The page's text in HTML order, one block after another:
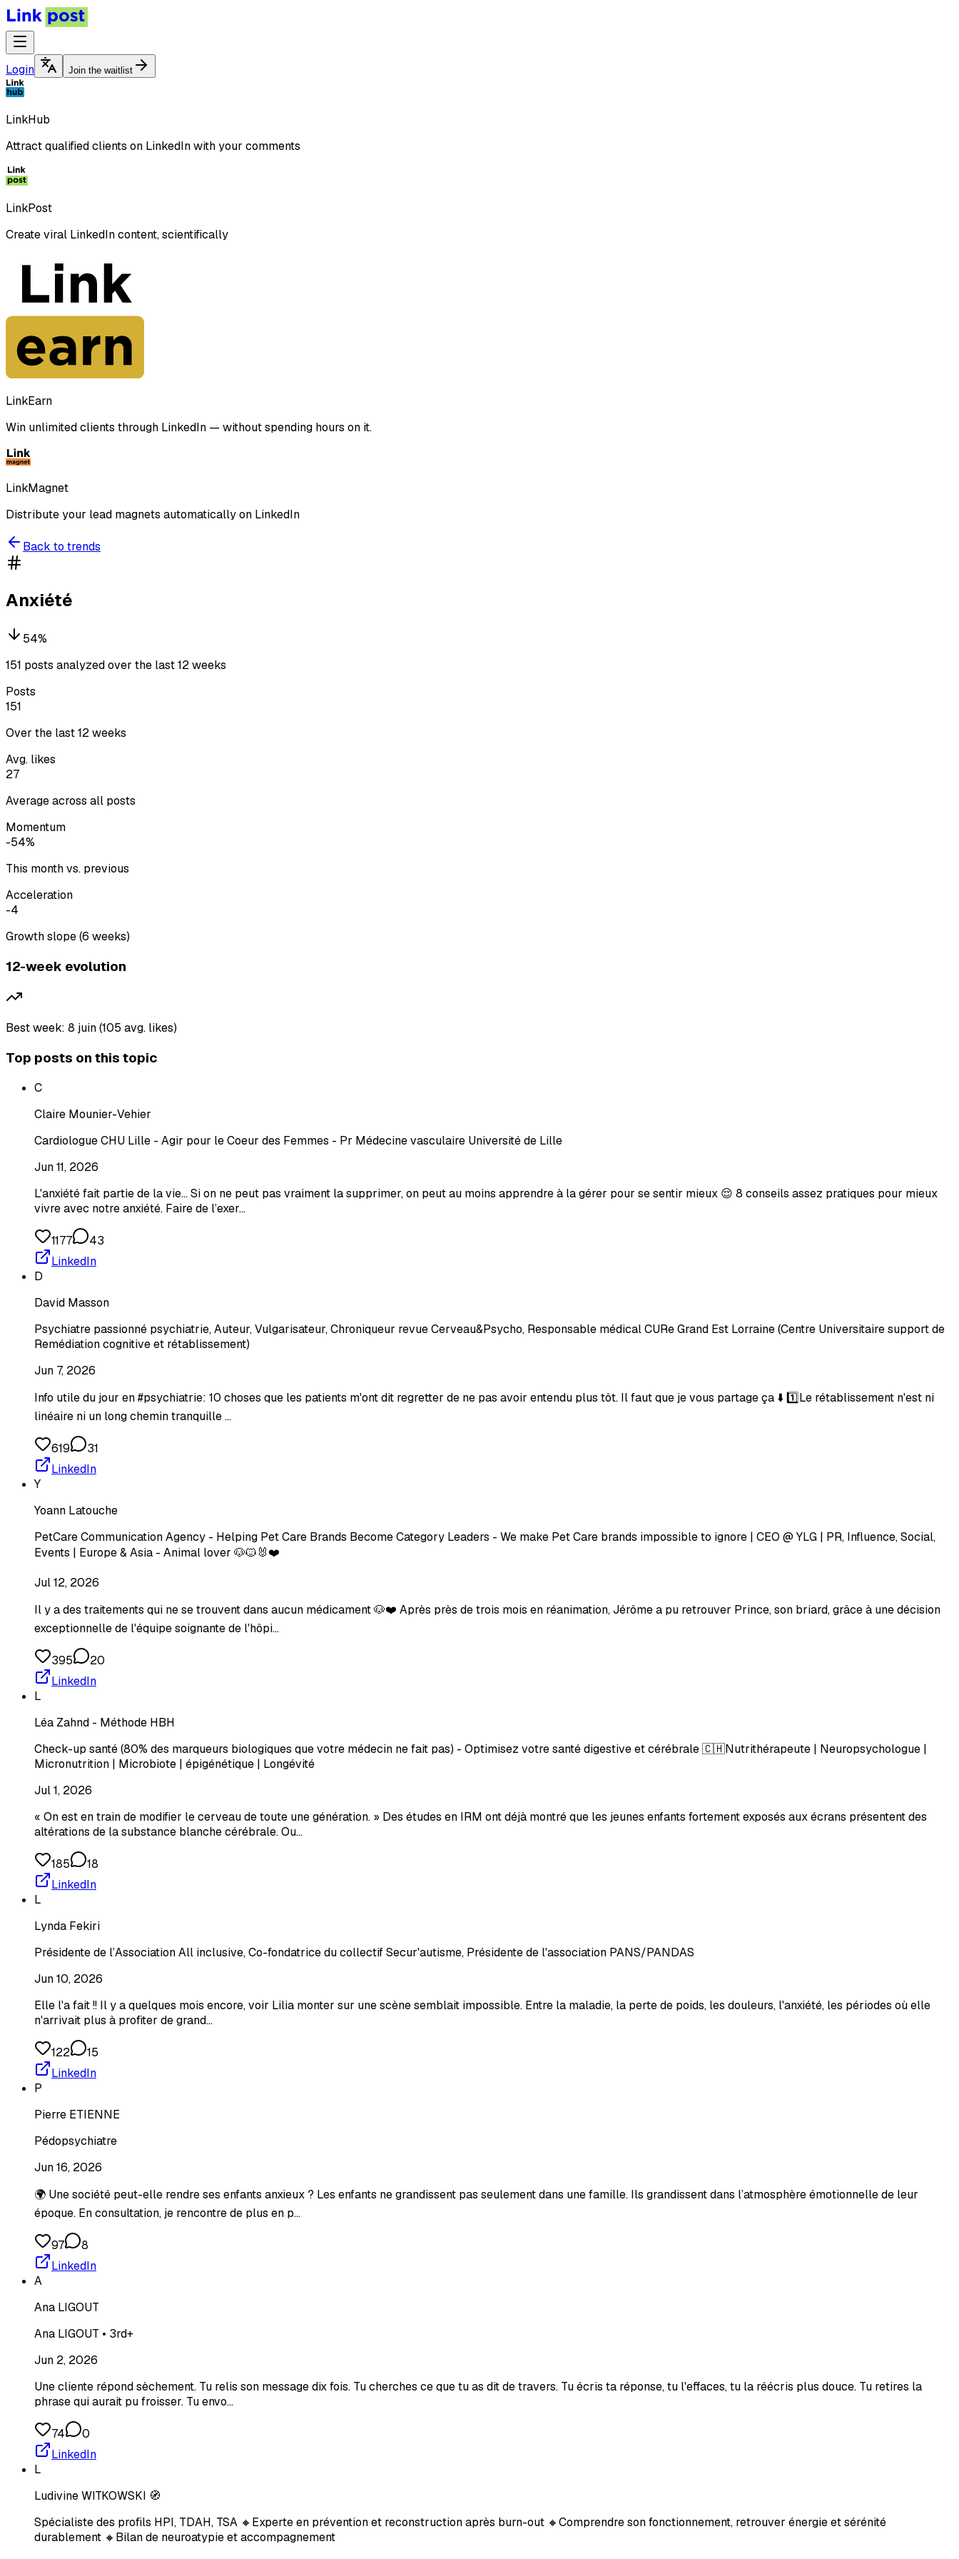
Login Join the waitlist
LinkHub
Attract qualified clients on LinkedIn with your comments
LinkPost
Create viral LinkedIn content, scientifically
LinkEarn
Win unlimited clients through LinkedIn — without spending hours on it.
LinkMagnet
Distribute your lead magnets automatically on LinkedIn
Back to trends
Anxiété
54%
151 posts analyzed over the last 12 weeks
Posts
151
Over the last 12 weeks
Avg. likes
27
Average across all posts
Momentum
-54%
This month vs. previous
Acceleration
-4
Growth slope (6 weeks)
12-week evolution
Best week: 8 juin (105 avg. likes)
Top posts on this topic
C
Claire Mounier-Vehier
Cardiologue CHU Lille - Agir pour le Coeur des Femmes - Pr Médecine vasculaire Université de Lille
Jun 11, 2026
L'anxiété fait partie de la vie... Si on ne peut pas vraiment la supprimer, on peut au moins apprendre à la gérer pour se sentir mieux 😌 8 conseils assez pratiques pour mieux
vivre avec notre anxiété. Faire de l’exer…
1177
43
LinkedIn
D
David Masson
Psychiatre passionné psychiatrie, Auteur, Vulgarisateur, Chroniqueur revue Cerveau&Psycho, Responsable médical CURe Grand Est Lorraine (Centre Universitaire support de
Remédiation cognitive et rétablissement)
Jun 7, 2026
Info utile du jour en #psychiatrie: 10 choses que les patients m'ont dit regretter de ne pas avoir entendu plus tôt. Il faut que je vous partage ça ⬇️ 1️⃣Le rétablissement n'est ni
linéaire ni un long chemin tranquille …
619
31
LinkedIn
Y
Yoann Latouche
PetCare Communication Agency - Helping Pet Care Brands Become Category Leaders - We make Pet Care brands impossible to ignore | CEO @ YLG | PR, Influence, Social,
Events | Europe & Asia - Animal lover 🐶🐱🐰❤️
Jul 12, 2026
Il y a des traitements qui ne se trouvent dans aucun médicament 🐶❤️ Après près de trois mois en réanimation, Jérôme a pu retrouver Prince, son briard, grâce à une décision
exceptionnelle de l'équipe soignante de l'hôpi…
395
20
LinkedIn
L
Léa Zahnd - Méthode HBH
Check-up santé (80% des marqueurs biologiques que votre médecin ne fait pas) - Optimisez votre santé digestive et cérébrale 🇨🇭Nutrithérapeute | Neuropsychologue |
Micronutrition | Microbiote | épigénétique | Longévité
Jul 1, 2026
« On est en train de modifier le cerveau de toute une génération. » Des études en IRM ont déjà montré que les jeunes enfants fortement exposés aux écrans présentent des
altérations de la substance blanche cérébrale. Ou…
185
18
LinkedIn
L
Lynda Fekiri
Présidente de l’Association All inclusive, Co-fondatrice du collectif Secur'autisme, Présidente de l'association PANS/PANDAS
Jun 10, 2026
Elle l'a fait !! Il y a quelques mois encore, voir Lilia monter sur une scène semblait impossible. Entre la maladie, la perte de poids, les douleurs, l'anxiété, les périodes où elle
n'arrivait plus à profiter de grand…
122
15
LinkedIn
P
Pierre ETIENNE
Pédopsychiatre
Jun 16, 2026
🌍 Une société peut-elle rendre ses enfants anxieux ? Les enfants ne grandissent pas seulement dans une famille. Ils grandissent dans l’atmosphère émotionnelle de leur
époque. En consultation, je rencontre de plus en p…
97
8
LinkedIn
A
Ana LIGOUT
Ana LIGOUT • 3rd+
Jun 2, 2026
Une cliente répond sèchement. Tu relis son message dix fois. Tu cherches ce que tu as dit de travers. Tu écris ta réponse, tu l'effaces, tu la réécris plus douce. Tu retires la
phrase qui aurait pu froisser. Tu envo…
74
0
LinkedIn
L
Ludivine WITKOWSKI 🧭
Spécialiste des profils HPI, TDAH, TSA 🔸Experte en prévention et reconstruction après burn-out 🔸Comprendre son fonctionnement, retrouver énergie et sérénité
durablement 🔸Bilan de neuroatypie et accompagnement